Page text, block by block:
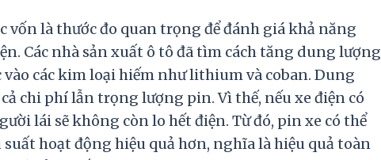
vốn là thước đo quan trọng để đánh giá khả năng
Các nhà sản xuất ô tô đã tìm cách tăng dung lượng
các kim loại hiếm như lithium và coban. Dung
chi phí lẫn trọng lượng pin. Vì thế, nếu xe điện có
lái sẽ không còn lo hết điện. Từ đó, pin xe có thể
hoạt động hiệu quả hơn, nghĩa là hiệu quả toàn